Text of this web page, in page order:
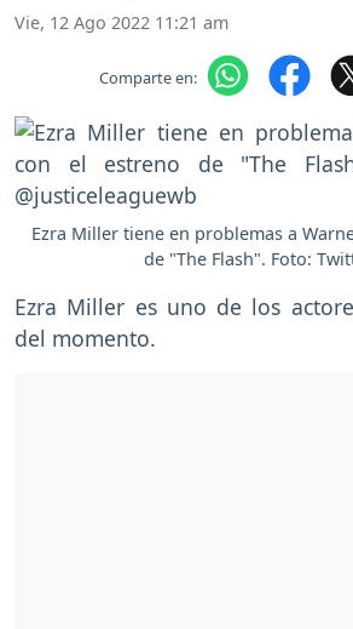
Vie, 12 Ago 2022 11:21 am
Comparte en:
Ezra Miller tiene en problemas a
de "The Flash". Foto:
Ezra Miller es uno de los
del momento.